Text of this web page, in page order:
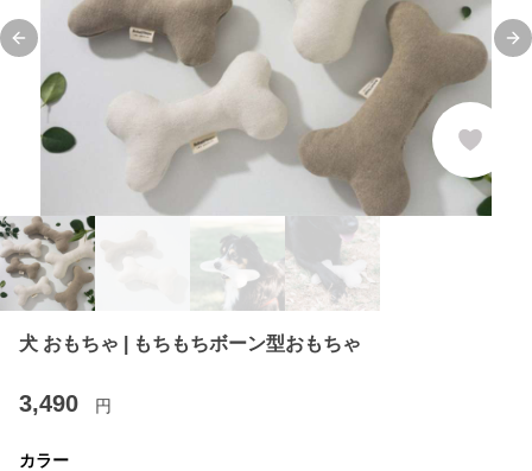
Previous slide
犬 おもちゃ | もちもちボーン型おもちゃ
3,490 円
カラー